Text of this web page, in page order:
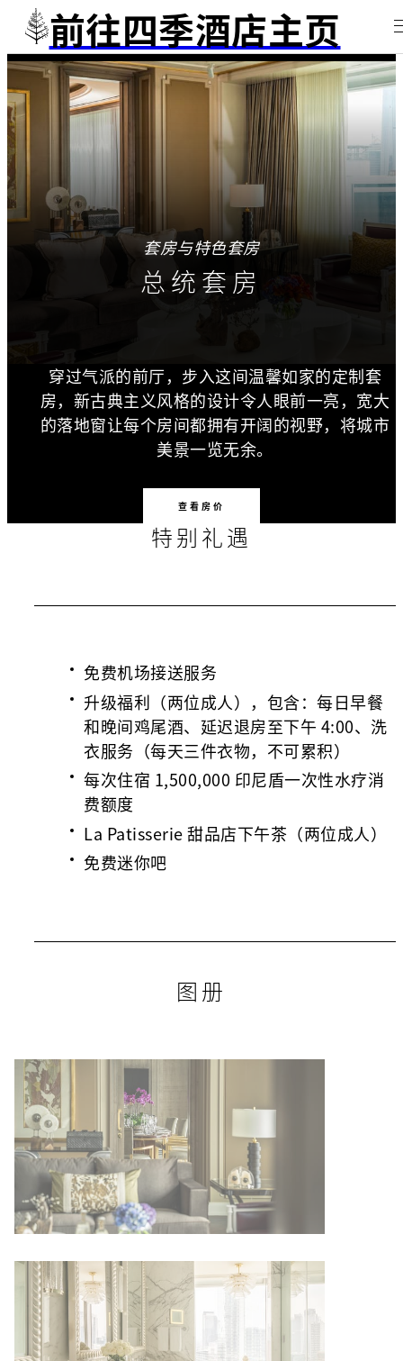
前往四季酒店主页
套房与特色套房
总统套房
穿过气派的前厅，步入这间温馨如家的定制套
房，新古典主义风格的设计令人眼前一亮，宽大
的落地窗让每个房间都拥有开阔的视野，将城市
美景一览无余。
查看房价
特别礼遇
免费机场接送服务
升级福利（两位成人），包含：每日早餐
和晚间鸡尾酒、延迟退房至下午 4:00、洗
衣服务（每天三件衣物，不可累积）
每次住宿 1,500,000 印尼盾一次性水疗消
费额度
La Patisserie 甜品店下午茶（两位成人）
免费迷你吧
图册